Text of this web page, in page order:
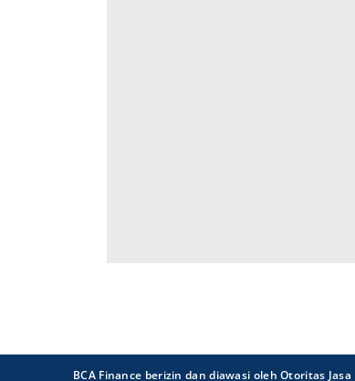
BCA Finance berizin dan diawasi oleh Otoritas